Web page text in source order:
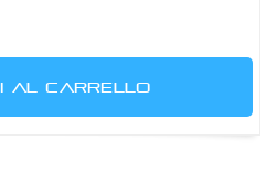
AL CARRELLO